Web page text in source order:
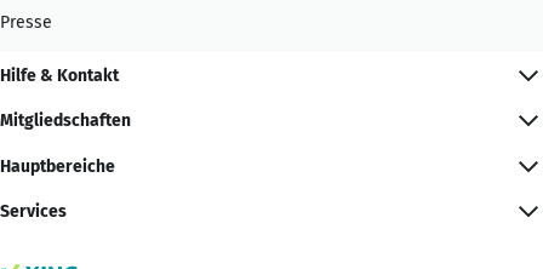
Presse
Hilfe & Kontakt
Mitgliedschaften
Hauptbereiche
Services